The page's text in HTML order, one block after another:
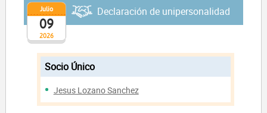
2026
Julio
09
Declaración de unipersonalidad
Socio Único
Jesus Lozano Sanchez